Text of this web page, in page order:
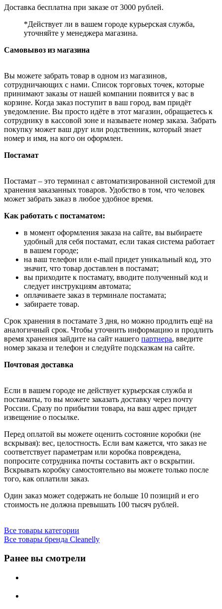
Доставка бесплатна при заказе от 3000 рублей.
*Действует ли в вашем городе курьерская служба,
уточняйте у менеджера магазина.
Самовывоз из магазина
Вы можете забрать товар в одном из магазинов,
сотрудничающих с нами. Список торговых точек, которые
принимают заказы от нашей компании появится у вас в
корзине. Когда заказ поступит в ваш город, вам придёт
уведомление. Вы просто идёте в этот магазин, обращаетесь к
сотруднику в кассовой зоне и называете номер заказа. Забрать
покупку может ваш друг или родственник, который знает
номер и имя, на кого он оформлен.
Постамат
Постамат – это терминал с автоматизированной системой для
хранения заказанных товаров. Удобство в том, что человек
может забрать заказ в любое удобное время.
Как работать с постаматом:
в момент оформления заказа на сайте, вы выбираете
удобный для себя постамат, если такая система работает
в вашем городе;
на ваш телефон или e-mail придет уникальный код, это
значит, что товар доставлен в постамат;
вы приходите к постамату, вводите полученный код и
следует инструкциям автомата;
оплачиваете заказ в терминале постамата;
забираете товар.
Срок хранения в постамате 3 дня, но можно продлить ещё на
аналогичный срок. Чтобы уточнить информацию и продлить
время хранения зайдите на сайт нашего партнера, введите
номер заказа и телефон и следуйте подсказкам на сайте.
Почтовая доставка
Если в вашем городе не действует курьерская служба и
постаматы, то вы можете заказать доставку через почту
России. Сразу по прибытии товара, на ваш адрес придет
извещение о посылке.
Перед оплатой вы можете оценить состояние коробки (не
вскрывая): вес, целостность. Если вам кажется, что заказ не
соответствует параметрам или коробка повреждена,
попросите сотрудника почты составить акт о вскрытии.
Вскрывать коробку самостоятельно вы можете только после
того, как оплатили заказ.
Один заказ может содержать не больше 10 позиций и его
стоимость не должна превышать 100 тысяч рублей.
Все товары категории
Все товары бренда Cleanelly
Ранее вы смотрели